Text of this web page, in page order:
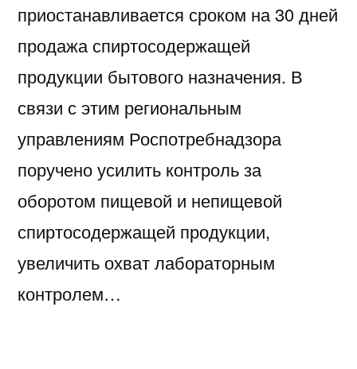
приостанавливается сроком на 30 дней
продажа спиртосодержащей
продукции бытового назначения. В
связи с этим региональным
управлениям Роспотребнадзора
поручено усилить контроль за
оборотом пищевой и непищевой
спиртосодержащей продукции,
увеличить охват лабораторным
контролем…